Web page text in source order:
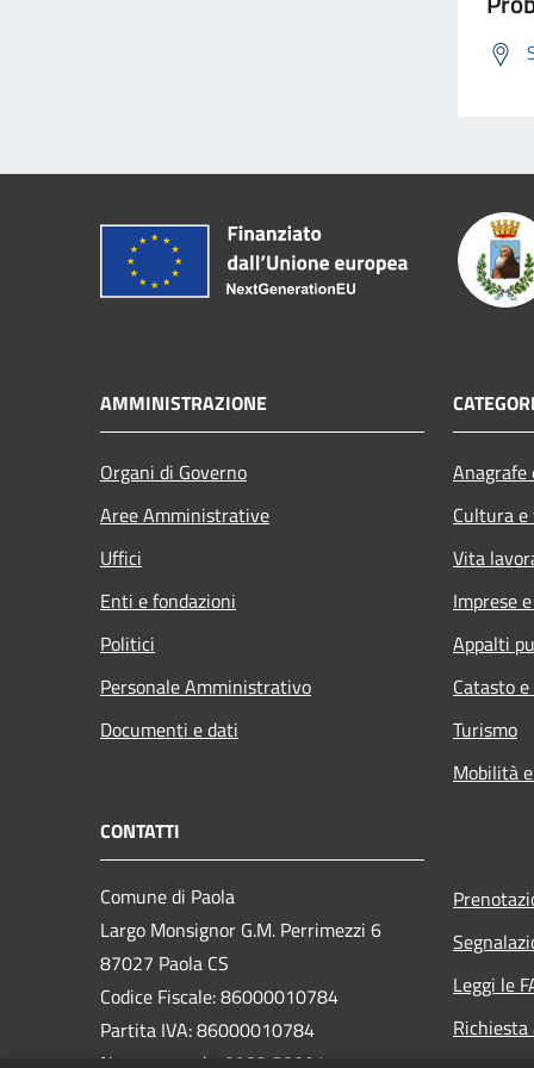
AMMINISTRAZIONE
Organi di Governo
Aree Amministrative
Uffici
Enti e fondazioni
Politici
Personale Amministrativo
Documenti e dati
Cultura
Vita
Imprese
Appalti
Catasto
Turismo
Mobilità
CONTATTI
Comune di Paola
Largo Monsignor G.M. Perrimezzi 6
87027 Paola CS
Codice Fiscale: 86000010784
Partita IVA: 86000010784
Leggi le